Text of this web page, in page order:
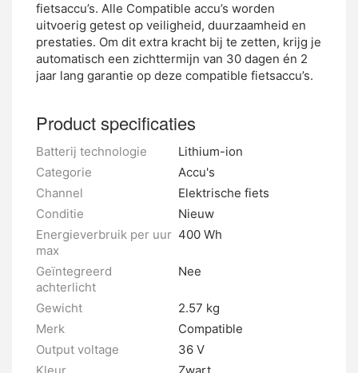
fietsaccu’s. Alle Compatible accu’s worden
uitvoerig getest op veiligheid, duurzaamheid en
prestaties. Om dit extra kracht bij te zetten, krijg je
automatisch een zichttermijn van 30 dagen én 2
jaar lang garantie op deze compatible fietsaccu’s.
Product specificaties
Batterij technologie
Lithium-ion
Categorie
Accu's
Channel
Elektrische fiets
Conditie
Nieuw
Energieverbruik per uur
max
400 Wh
Geïntegreerd
achterlicht
Nee
Gewicht
2.57 kg
Merk
Compatible
Output voltage
36 V